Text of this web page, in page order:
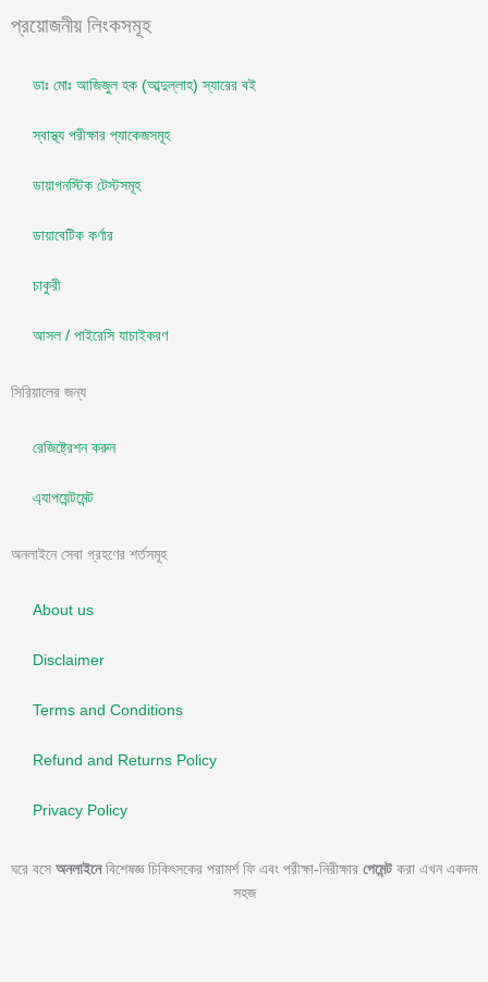
e
b
o
o
k
-
f
t
u
b
e
প্রয়োজনীয় লিংকসমূহ
ডাঃ মোঃ আজিজুল হক (আব্দুল্লাহ) স্যারের বই
স্বাস্থ্য পরীক্ষার প্যাকেজসমূহ
ডায়াগনস্টিক টেস্টসমূহ
ডায়াবেটিক কর্ণার
চাকুরী
আসল / পাইরেসি যাচাইকরণ
সিরিয়ালের জন্য
রেজিষ্ট্রেশন করুন
এ্যাপয়েন্টমেন্ট
অনলাইনে সেবা গ্রহণের শর্তসমূহ
About us
Disclaimer
Terms and Conditions
Refund and Returns Policy
Privacy Policy
ঘরে বসে অনলাইনেবিশেষজ্ঞ চিকিৎসকের পরামর্শ ফি এবং পরীক্ষা-নিরীক্ষার পেমেন্ট করা এখন একদম
সহজ